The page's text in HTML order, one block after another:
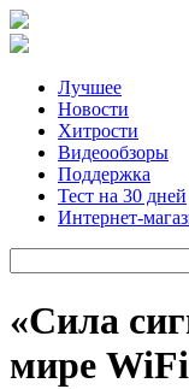
Лучшее
Новости
Хитрости
Видеообзоры
Поддержка
Тест на 30 дней
Интернет-
«Сила
мире